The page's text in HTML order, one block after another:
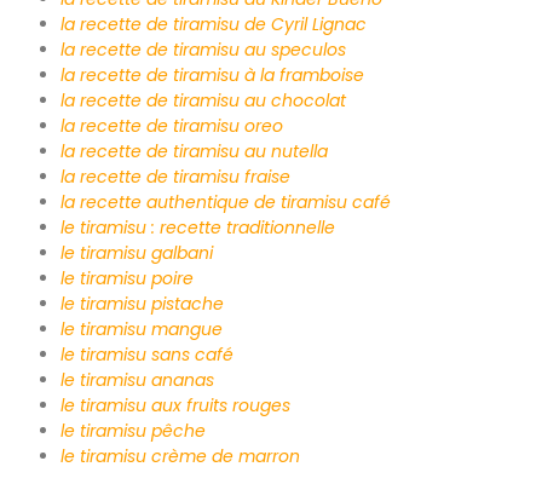
la recette de tiramisu de Cyril Lignac
la recette de tiramisu au speculos
la recette de tiramisu à la framboise
la recette de tiramisu au chocolat
la recette de tiramisu oreo
la recette de tiramisu au nutella
la recette de tiramisu fraise
la recette authentique de tiramisu café
le tiramisu : recette traditionnelle
le tiramisu galbani
le tiramisu poire
le tiramisu pistache
le tiramisu mangue
le tiramisu sans café
le tiramisu ananas
le tiramisu aux fruits rouges
le tiramisu pêche
le tiramisu crème de marron